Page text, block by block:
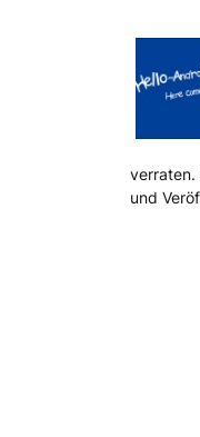
verraten.
und